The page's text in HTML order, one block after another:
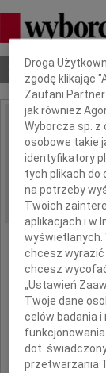
Nekrologi
IMIĘ I
DATA
Dbamy o Twoją
Droga
zgodę klikając
Zaufani
jak również
Wyborcza sp. z
osobowe takie
identyfikatory
tych plikach do
na potrzeby
Twoich
aplikacjach i w
wyświetlanych.
chcesz wyrazić
chcesz
„Ustawień
Twoje dane
celów badania
dot.
przetwarzania